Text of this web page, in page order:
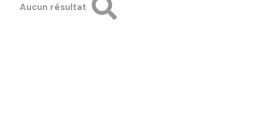
Aucun résultat